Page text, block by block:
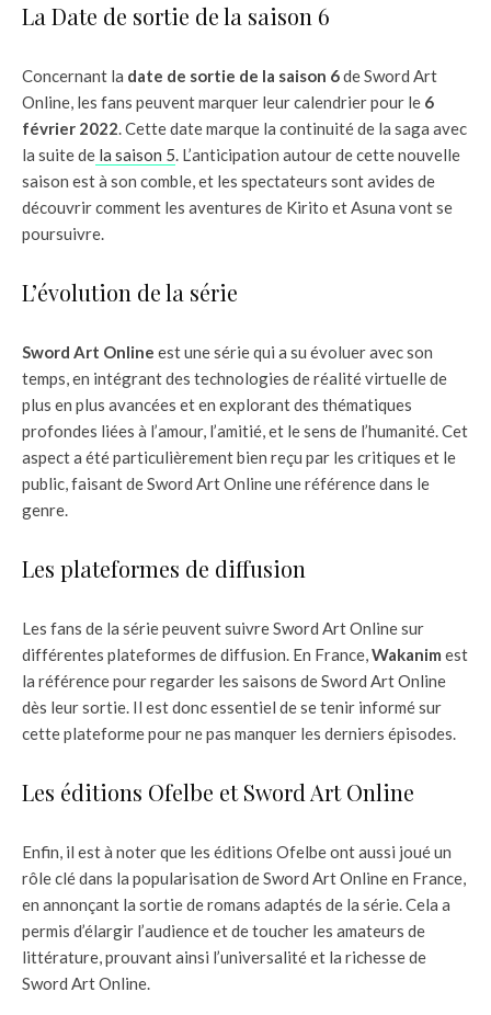
La Date de sortie de la saison 6
Concernant la date de sortie de la saison 6de Sword Art
Online, les fans peuvent marquer leur calendrier pour le 6
février 2022. Cette date marque la continuité de la saga avec
la suite de la saison 5. L’anticipation autour de cette nouvelle
saison est à son comble, et les spectateurs sont avides de
découvrir comment les aventures de Kirito et Asuna vont se
poursuivre.
L’évolution de la série
Sword Art Online est une série qui a su évoluer avec son
temps, en intégrant des technologies de réalité virtuelle de
plus en plus avancées et en explorant des thématiques
profondes liées à l’amour, l’amitié, et le sens de l’humanité. Cet
aspect a été particulièrement bien reçu par les critiques et le
public, faisant de Sword Art Online une référence dans le
genre.
Les plateformes de diffusion
Les fans de la série peuvent suivre Sword Art Online sur
différentes plateformes de diffusion. En France,Wakanim est
la référence pour regarder les saisons de Sword Art Online
dès leur sortie. Il est donc essentiel de se tenir informé sur
cette plateforme pour ne pas manquer les derniers épisodes.
Les éditions Ofelbe et Sword Art Online
Enfin, il est à noter que les éditions Ofelbe ont aussi joué un
rôle clé dans la popularisation de Sword Art Online en France,
en annonçant la sortie de romans adaptés de la série. Cela a
permis d’élargir l’audience et de toucher les amateurs de
littérature, prouvant ainsi l’universalité et la richesse de
Sword Art Online.